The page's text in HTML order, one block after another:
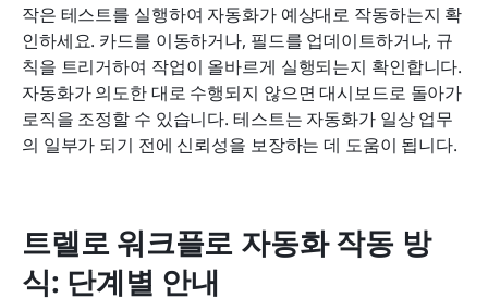
작은 테스트를 실행하여 자동화가 예상대로 작동하는지 확
인하세요. 카드를 이동하거나, 필드를 업데이트하거나, 규
칙을 트리거하여 작업이 올바르게 실행되는지 확인합니다.
자동화가 의도한 대로 수행되지 않으면 대시보드로 돌아가
로직을 조정할 수 있습니다. 테스트는 자동화가 일상 업무
의 일부가 되기 전에 신뢰성을 보장하는 데 도움이 됩니다.
트렐로 워크플로 자동화 작동 방
식: 단계별 안내